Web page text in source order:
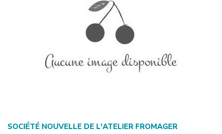
SOCIÉTÉ NOUVELLE DE L'ATELIER FROMAGER